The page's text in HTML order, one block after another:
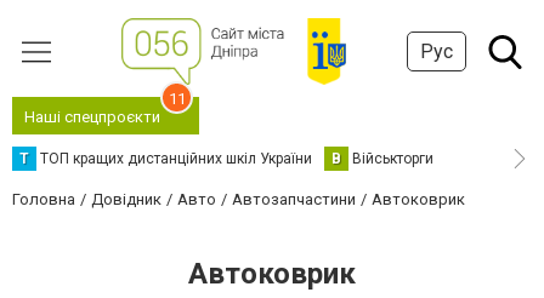
Рус
Наші спецпроєкти
11
Т ТОП кращих дистанційних шкіл України В Військторги
Головна Довідник Авто Автозапчастини Автоковрик
Автоковрик